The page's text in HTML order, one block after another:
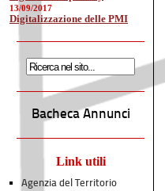
13/09/2017
Digitalizzazione delle PMI
Bacheca Annunci
Link utili
Agenzia del Territorio